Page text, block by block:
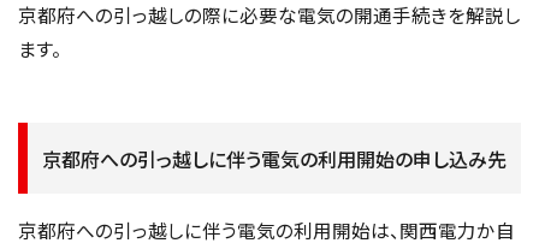
京都府への引っ越しの際に必要な電気の開通手続きを解説し
ます。
京都府への引っ越しに伴う電気の利用開始の申し込み先
京都府への引っ越しに伴う電気の利用開始は、関西電力か自